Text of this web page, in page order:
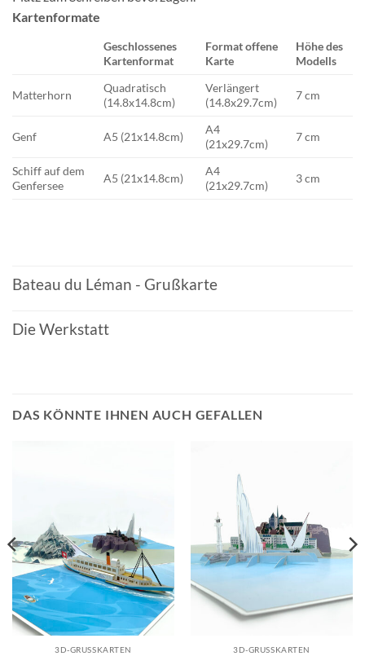
Kartenformate
Geschlossenes
Kartenformat
Format offene
Karte
Höhe des
Modells
Matterhorn
Quadratisch
(14.8x14.8cm)
Verlängert
(14.8x29.7cm)
7 cm
Genf A5 (21x14.8cm)
A4
(21x29.7cm)
7 cm
Schiff auf dem
Genfersee
A5 (21x14.8cm)
A4
(21x29.7cm)
3 cm
Bateau du Léman - Grußkarte
Die Werkstatt
DAS KÖNNTE IHNEN AUCH GEFALLEN
3D-GRUSSKARTEN 3D-GRUSSKARTEN